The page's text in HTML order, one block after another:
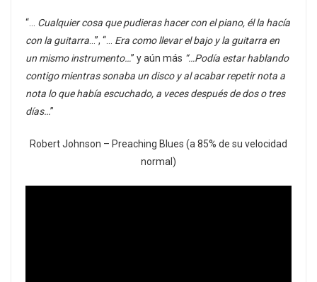
“… Cualquier cosa que pudieras hacer con el piano, él la hacía
con la guitarra …”, “… Era como llevar el bajo y la guitarra en
un mismo instrumento…” y aún más “…Podía estar hablando
contigo mientras sonaba un disco y al acabar repetir nota a
nota lo que había escuchado, a veces después de dos o tres
días…”
Robert Johnson – Preaching Blues (a 85% de su velocidad
normal)